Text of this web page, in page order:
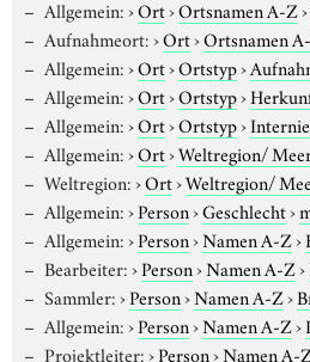
Allgemein:›Ort›Ortsnamen A-Z›
Aufnahmeort:›Ort›Ortsnamen
Allgemein:›Ort›Ortstyp›
Allgemein:›Ort›Ortstyp›
Allgemein:›Ort›Ortstyp›
Allgemein:›Ort›Weltregion/
Weltregion:›Ort›Weltregion/
Allgemein:›Person›Geschlecht›
Allgemein:›Person›Namen A-Z›
Bearbeiter:›Person›Namen A-Z›
Sammler:›Person›Namen A-Z›
Allgemein:›Person›Namen A-Z›
Projektleiter:›Person›Namen A-